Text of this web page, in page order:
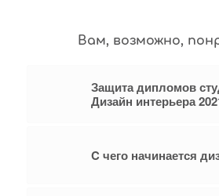
Вам, возможно,
Защита дипломов
Дизайн интерьера
C чего начинается